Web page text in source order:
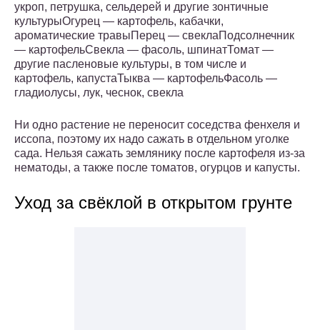
укроп, петрушка, сельдерей и другие зонтичные
культурыОгурец — картофель, кабачки,
ароматические травыПерец — свеклаПодсолнечник
— картофельСвекла — фасоль, шпинатТомат —
другие пасленовые культуры, в том числе и
картофель, капустаТыква — картофельФасоль —
гладиолусы, лук, чеснок, свекла
Ни одно растение не переносит соседства фенхеля и
иссопа, поэтому их надо сажать в отдельном уголке
сада. Нельзя сажать землянику после картофеля из-за
нематоды, а также после томатов, огурцов и капусты.
Уход за свёклой в открытом грунте